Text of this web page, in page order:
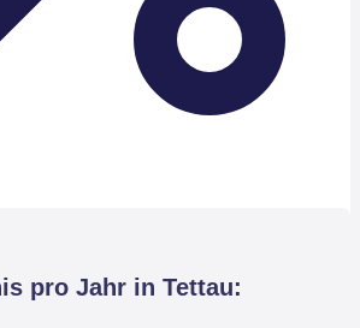
pro Jahr in Tettau: